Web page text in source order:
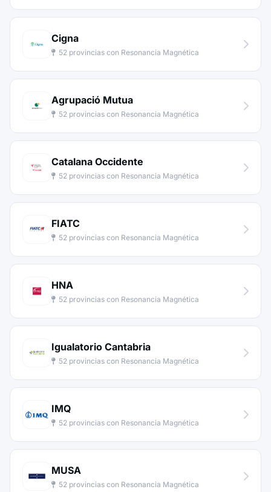
Cigna
52 provincias con Resonancia Magnética
Agrupació Mutua
52 provincias con Resonancia Magnética
Catalana Occidente
52 provincias con Resonancia Magnética
FIATC
52 provincias con Resonancia Magnética
HNA
52 provincias con Resonancia Magnética
Igualatorio Cantabria
52 provincias con Resonancia Magnética
IMQ
52 provincias con Resonancia Magnética
MUSA
52 provincias con Resonancia Magnética